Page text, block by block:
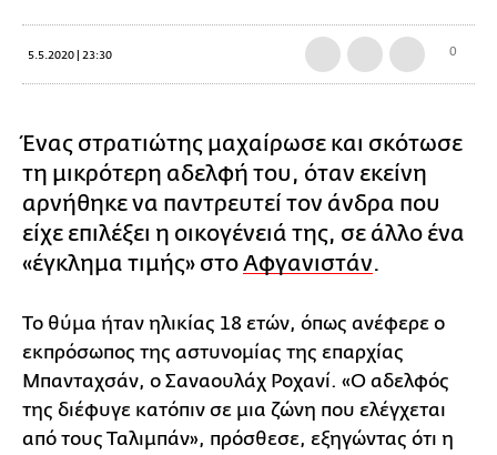
5.5.2020 | 23:30 0
Ένας στρατιώτης μαχαίρωσε και σκότωσε
τη μικρότερη αδελφή του, όταν εκείνη
αρνήθηκε να παντρευτεί τον άνδρα που
είχε επιλέξει η οικογένειά της, σε άλλο ένα
«έγκλημα τιμής» στοΑφγανιστάν.
Το θύμα ήταν ηλικίας 18 ετών, όπως ανέφερε ο
εκπρόσωπος της αστυνομίας της επαρχίας
Μπανταχσάν, ο Σαναουλάχ Ροχανί. «Ο αδελφός
της διέφυγε κατόπιν σε μια ζώνη που ελέγχεται
από τους Ταλιμπάν», πρόσθεσε, εξηγώντας ότι η